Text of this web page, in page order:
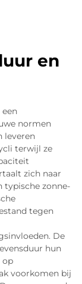
en
normen
leveren
terwijl ze
zich naar
typische zonne-
tegen
De
hun
op
voorkomen bij